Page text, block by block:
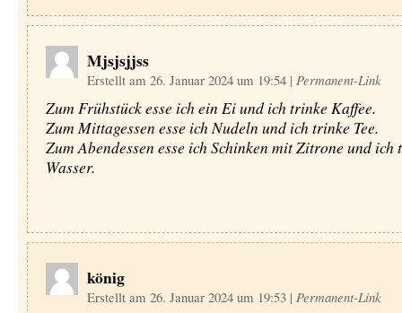
Mjsjsjjss
Erstellt am 26. Januar 2024 um 19:54 | Permanent-Link
Zum Frühstück esse ich ein Ei und ich trinke Kaffee.
Zum Mittagessen esse ich Nudeln und ich trinke Tee.
Zum Abendessen esse ich Schinken mit Zitrone und ich
Wasser.
könig
Erstellt am 26. Januar 2024 um 19:53 | Permanent-Link